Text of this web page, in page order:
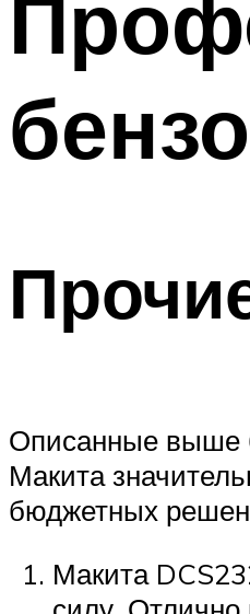
Описанные выше
Макита
бюджетных
Макита